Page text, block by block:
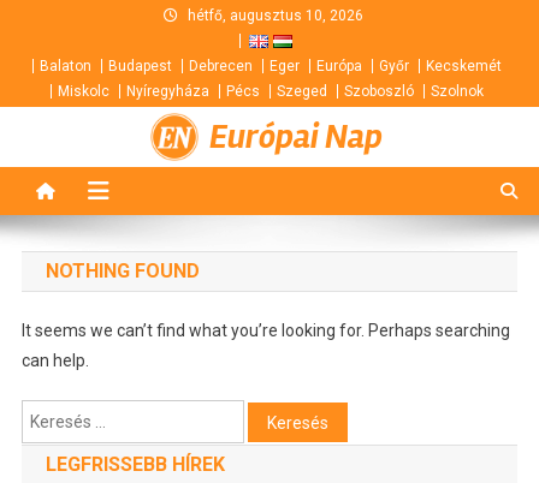
content
hétfő, augusztus 10, 2026
Balaton Budapest Debrecen Eger Európa Győr
Kecskemét
Miskolc
Nyíregyháza Pécs Szeged Szoboszló Szolnok
Európai Nap
NOTHING FOUND
It seems we can’t find what you’re looking for. Perhaps searching
can help.
Keresés:
LEGFRISSEBB HÍREK